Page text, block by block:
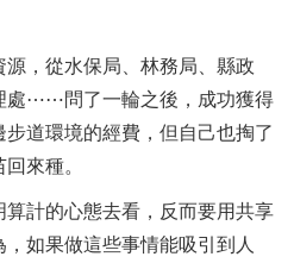
，從水保局、林務局、縣政
處⋯⋯問了一輪之後，成功獲得
道環境的經費，但自己也掏了
來種。
算計的心態去看，反而要用共享
如果做這些事情能吸引到人